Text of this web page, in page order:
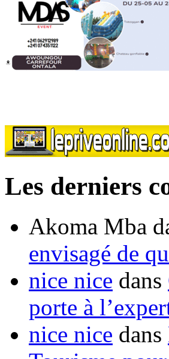
Les derniers
Akoma Mba
envisagé de
nice nice dans
porte à
nice nice dans